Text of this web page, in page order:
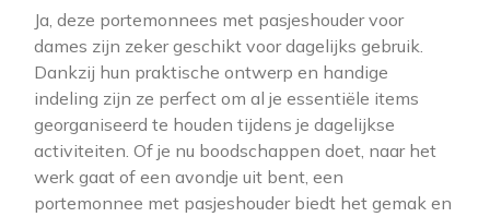
Ja, deze portemonnees met pasjeshouder voor
dames zijn zeker geschikt voor dagelijks gebruik.
Dankzij hun praktische ontwerp en handige
indeling zijn ze perfect om al je essentiële items
georganiseerd te houden tijdens je dagelijkse
activiteiten. Of je nu boodschappen doet, naar het
werk gaat of een avondje uit bent, een
portemonnee met pasjeshouder biedt het gemak en